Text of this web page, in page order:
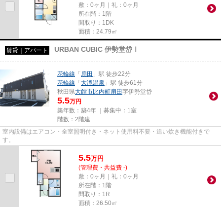
敷：0ヶ月｜礼：0ヶ月
所在階：1階
間取り：1DK
面積：24.79㎡
賃貸｜アパート URBAN CUBIC 伊勢堂岱Ⅰ
花輪線 「 扇田 」駅 徒歩22分
花輪線 「 大滝温泉 」駅 徒歩61分
秋田県大館市比内町扇田字伊勢堂岱
5.5万円
築年数：築4年 ｜募集中： 1室
階数：2階建
室内設備はエアコン・全室照明付き・ネット使用料不要・追い炊き機能付きで
す。
5.5万円
(管理費・共益費 -)
敷：0ヶ月｜礼：0ヶ月
所在階：1階
間取り：1R
面積：26.50㎡